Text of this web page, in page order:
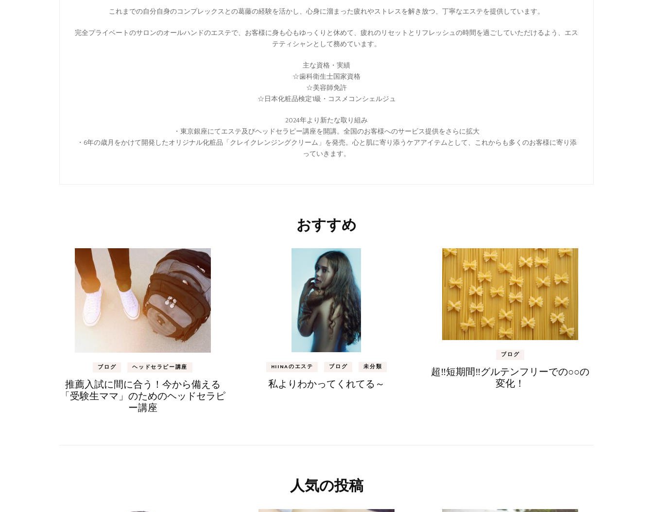
これまでの自分自身のコンプレックスとの葛藤の経験を活かし、心身に溜まった疲れやストレスを解き放つ、丁寧なエステを提供しています。
完全プライベートのサロンのオールハンドのエステで、お客様に身も心もゆっくりと休めて、疲れのリセットとリフレッシュの時間を過ごしていただけるよう、エス
テティシャンとして務めています。
主な資格・実績
☆歯科衛生士国家資格
☆美容師免許
☆日本化粧品検定1級・コスメコンシェルジュ
2024年より新たな取り組み
・東京銀座にてエステ及びヘッドセラピー講座を開講。全国のお客様へのサービス提供をさらに拡大
・6年の歳月をかけて開発したオリジナル化粧品「クレイクレンジングクリーム」を発売。心と肌に寄り添うケアアイテムとして、これからも多くのお客様に寄り添
っていきます。
おすすめ
ブログ ヘッドセラピー講座
推薦入試に間に合う！今から備える
「受験生ママ」のためのヘッドセラピ
ー講座
HIINAのエステ ブログ 未分類
私よりわかってくれてる～
ブログ
超‼短期間‼グルテンフリーでの○○の
変化！
人気の投稿